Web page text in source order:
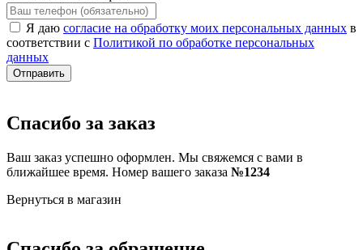
Я даю согласие на обработку моих персональных данных в
соответствии с Политикой по обработке персональных
данных
Отправить
Спасибо за заказ
Ваш заказ успешно оформлен. Мы свяжемся с вами в
ближайшее время. Номер вашего заказа №1234
Вернуться в магазин